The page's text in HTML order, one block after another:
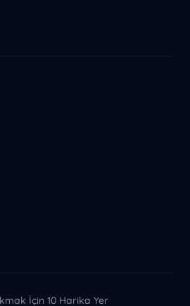
İçin 10 Harika Yer